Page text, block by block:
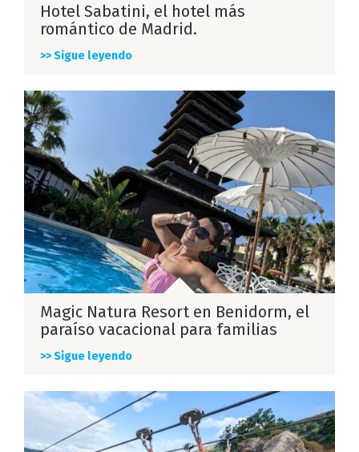
Hotel Sabatini, el hotel más
romántico de Madrid.
>> Sigue leyendo
Magic Natura Resort en Benidorm, el
paraíso vacacional para familias
>> Sigue leyendo